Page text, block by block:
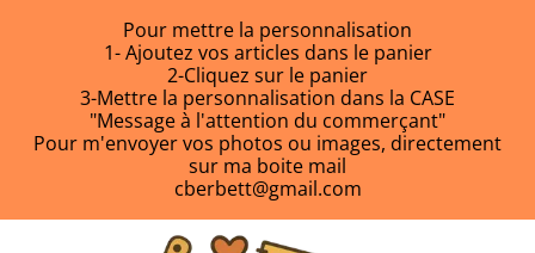
Pour mettre la personnalisation
1- Ajoutez vos articles dans le panier
2-Cliquez sur le panier
3-Mettre la personnalisation dans la CASE
"Message à l'attention du commerçant"
Pour m'envoyer vos photos ou images, directement
sur ma boite mail
cberbett@gmail.com